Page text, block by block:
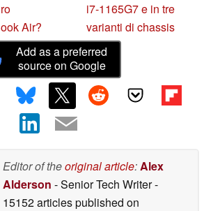
Air?
i7-1165G7 e in tre
varianti di chassis
Add as a preferred
source on Google
Editor of theoriginal article:Alex
Alderson - Senior Tech Writer-
15152 articles published on